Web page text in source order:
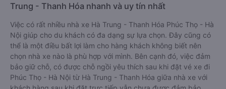
Trung - Thanh Hóa nhanh và uy tín nhất
Việc có rất nhiều nhà xe Hà Trung - Thanh Hóa Phúc Thọ - Hà
Nội giúp cho du khách có đa dạng sự lựa chọn. Đây cũng có
thể là một điều bất lợi làm cho hàng khách không biết nên
chọn nhà xe nào là phù hợp với mình. Bên cạnh đó, việc đảm
bảo giữ chỗ, có được chỗ ngồi yêu thích sau khi đặt vé xe đi
Phúc Thọ - Hà Nội từ Hà Trung - Thanh Hóa giữa nhà xe với